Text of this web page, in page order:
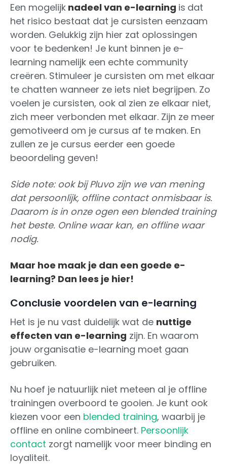
Een mogelijk nadeel van e-learning is dat
het risico bestaat dat je cursisten eenzaam
worden. Gelukkig zijn hier zat oplossingen
voor te bedenken! Je kunt binnen je e-
learning namelijk een echte community
creëren. Stimuleer je cursisten om met elkaar
te chatten wanneer ze iets niet begrijpen. Zo
voelen je cursisten, ook al zien ze elkaar niet,
zich meer verbonden met elkaar. Zijn ze meer
gemotiveerd om je cursus af te maken. En
zullen ze je cursus eerder een goede
beoordeling geven!
Side note: ook bij Pluvo zijn we van mening
dat persoonlijk, offline contact onmisbaar is.
Daarom is in onze ogen een blended training
het beste. Online waar kan, en offline waar
nodig.
Maar hoe maak je dan een goede e-
learning? Dan lees je hier!
Conclusie voordelen van e-learning
Het is je nu vast duidelijk wat de nuttige
effecten van e-learning zijn. En waarom
jouw organisatie e-learning moet gaan
gebruiken.
Nu hoef je natuurlijk niet meteen al je offline
trainingen overboord te gooien. Je kunt ook
kiezen voor een blended training, waarbij je
offline en online combineert. Persoonlijk
contact zorgt namelijk voor meer binding en
loyaliteit.